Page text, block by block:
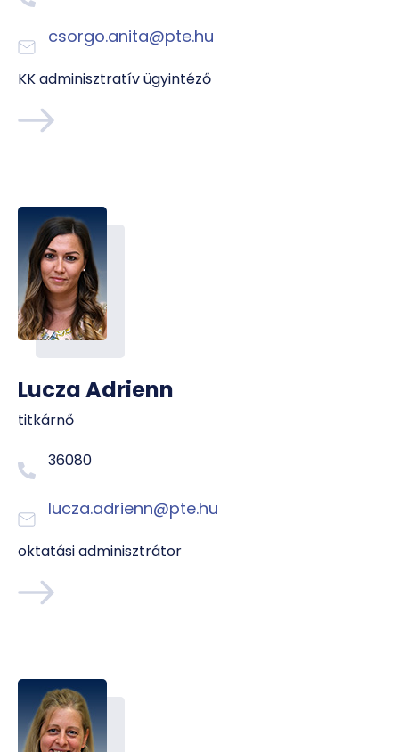
csorgo.anita@pte.hu
KK adminisztratív ügyintéző
Lucza Adrienn
titkárnő
36080
lucza.adrienn@pte.hu
oktatási adminisztrátor